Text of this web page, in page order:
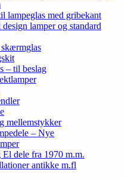
lampeglas med gribekant
lamper og standard
skærmglas
– til beslag
mellemstykker
– Nye
dele fra 1970 m.m.
antikke m.fl